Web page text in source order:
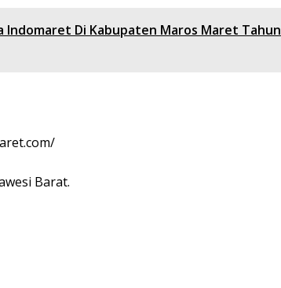
Indomaret Di Kabupaten Maros Maret Tahun
Barat.